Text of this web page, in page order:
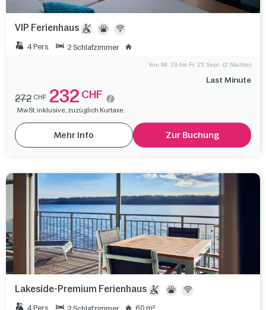
VIP Ferienhaus
4 Pers. 2 Schlafzimmer
Last Minute
Von Mi. 23 bis Fr. 25 Sept. (2 Nächte)
272 CHF 232 CHF
MwSt. inklusive, zuzüglich Kurtaxe.
Mehr Info Zur Buchung
Lakeside-Premium Ferienhaus
4 Pers. 60 m²